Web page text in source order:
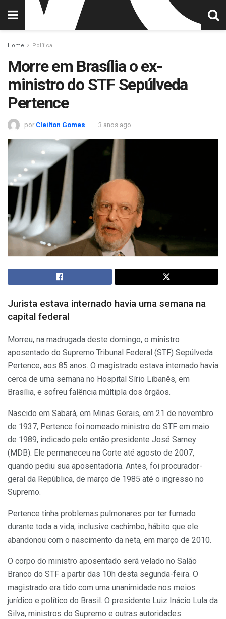
Home Política
Morre em Brasília o ex-
ministro do STF Sepúlveda
Pertence
por Cleilton Gomes 3 anos ago
Jurista estava internado havia uma semana na
capital federal
Morreu, na madrugada deste domingo, o ministro
aposentado do Supremo Tribunal Federal (STF) Sepúlveda
Pertence, aos 85 anos. O magistrado estava internado havia
cerca de uma semana no Hospital Sírio Libanês, em
Brasília, e sofreu falência múltipla dos órgãos.
Nascido em Sabará, em Minas Gerais, em 21 de novembro
de 1937, Pertence foi nomeado ministro do STF em maio
de 1989, indicado pelo então presidente José Sarney
(MDB). Ele permaneceu na Corte até agosto de 2007,
quando pediu sua aposentadoria. Antes, foi procurador-
geral da República, de março de 1985 até o ingresso no
Supremo.
Pertence tinha problemas pulmonares por ter fumado
durante toda a vida, inclusive cachimbo, hábito que ele
abandonou com o nascimento da neta, em março de 2010.
O corpo do ministro aposentado será velado no Salão
Branco do STF a partir das 10h desta segunda-feira. O
magistrado era tido com uma unanimidade nos meios
jurídico e político do Brasil. O presidente Luiz Inácio Lula da
Silva, ministros do Supremo e outras autoridades